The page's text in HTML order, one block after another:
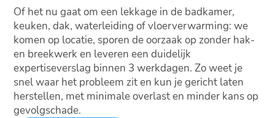
Of het nu gaat om een lekkage in de badkamer,
keuken, dak, waterleiding of vloerverwarming: we
komen op locatie, sporen de oorzaak op zonder hak-
en breekwerk en leveren een duidelijk
expertiseverslag binnen 3 werkdagen. Zo weet je
snel waar het probleem zit en kun je gericht laten
herstellen, met minimale overlast en minder kans op
gevolgschade.